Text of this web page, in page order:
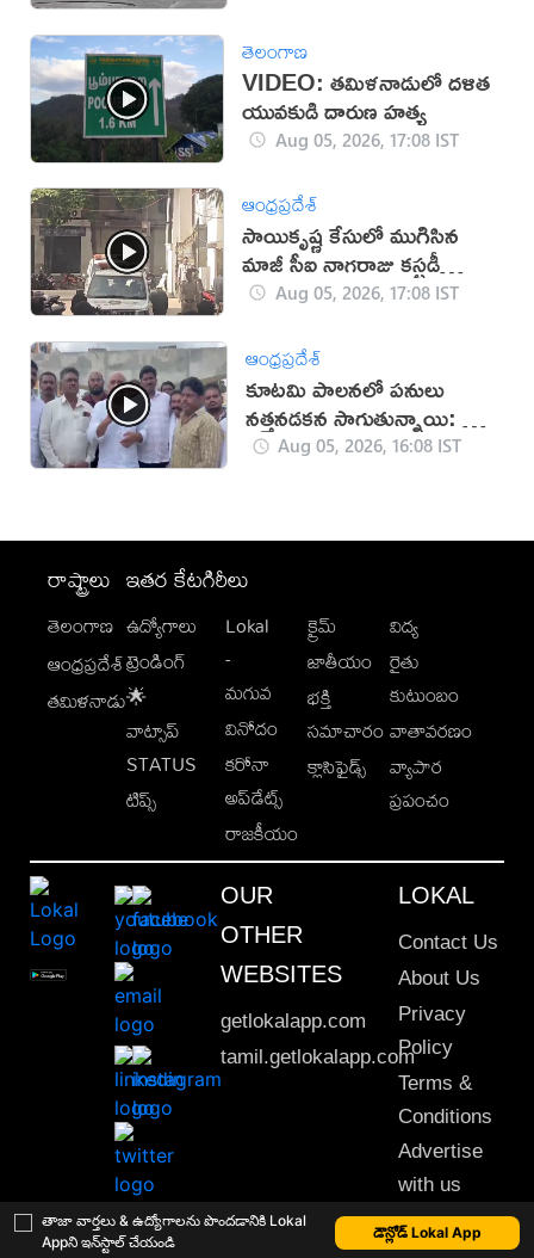
తాజా వార్తలు & ఉద్యోగాలను పొందడానికి Lokal
Appని ఇన్‌స్టాల్ చేయండి
డౌన్లోడ్ Lokal App
తెలంగాణ
VIDEO: తమిళనాడులో దళిత
యువకుడి దారుణ హత్య
Aug 05, 2026, 17:08 IST
ఆంధ్రప్రదేశ్
సాయికృష్ణ కేసులో ముగిసిన
మాజీ సీఐ నాగరాజు కస్టడీ
విచారణ
Aug 05, 2026, 17:08 IST
ఆంధ్రప్రదేశ్
కూటమి పాలనలో పనులు
నత్తనడకన సాగుతున్నాయి: కాసు
మహేశ్ రెడ్డి
Aug 05, 2026, 16:08 IST
రాష్ట్రాలు
తెలంగాణ
ఆంధ్రప్రదేశ్
తమిళనాడు
ఇతర కేటగిరీలు
ఉద్యోగాలు
ట్రెండింగ్
🌟
వాట్సాప్
STATUS
టిప్స్
Lokal
-
మగువ
వినోదం
కరోనా
అప్‌డేట్స్
రాజకీయం
క్రైమ్
జాతీయం
భక్తి
సమాచారం
క్లాసిఫైడ్స్
విద్య
రైతు
కుటుంబం
వాతావరణం
వ్యాపార
ప్రపంచం
OUR
OTHER
WEBSITES
getlokalapp.com
tamil.getlokalapp.com
LOKAL
Contact Us
About Us
Privacy
Policy
Terms &
Conditions
Advertise
with us
Sitemap
This material may not be published, transmitted, rewritten or redistributed. © 2020 Lokal App. All rights reserved.